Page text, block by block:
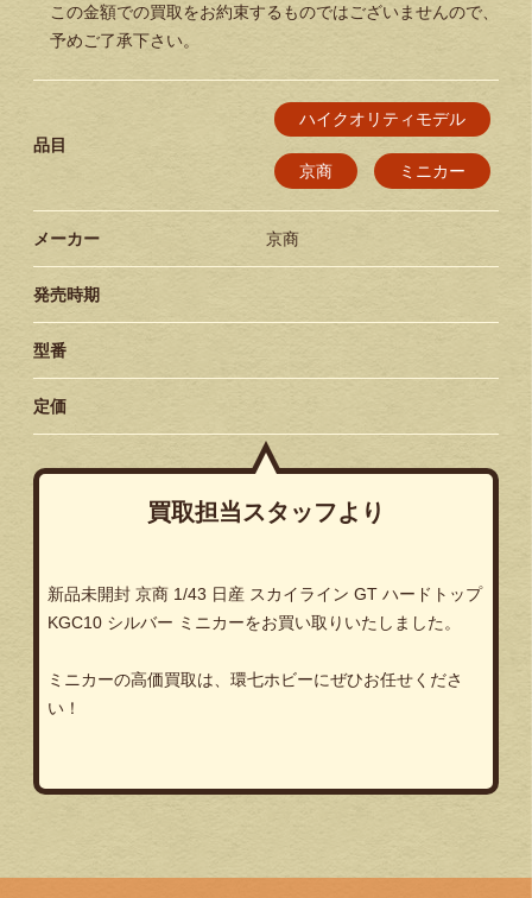
この金額での買取をお約束するものではございませんので、
予めご了承下さい。
品目
ハイクオリティモデル
京商 ミニカー
メーカー 京商
発売時期
型番
定価
買取担当スタッフより
新品未開封 京商 1/43 日産 スカイライン GT ハードトップ
KGC10 シルバー ミニカーをお買い取りいたしました。
ミニカーの高価買取は、環七ホビーにぜひお任せくださ
い！